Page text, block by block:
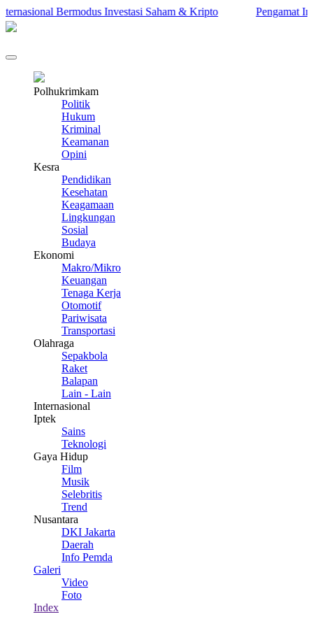
Bermodus Investasi Saham & Kripto Pengamat
Polhukrimkam
Politik
Hukum
Kriminal
Keamanan
Opini
Kesra
Pendidikan
Kesehatan
Keagamaan
Lingkungan
Sosial
Budaya
Ekonomi
Makro/Mikro
Keuangan
Tenaga Kerja
Otomotif
Pariwisata
Transportasi
Olahraga
Sepakbola
Raket
Balapan
Lain - Lain
Internasional
Iptek
Sains
Teknologi
Gaya Hidup
Film
Musik
Selebritis
Trend
Nusantara
DKI Jakarta
Daerah
Info Pemda
Galeri
Video
Foto
Index